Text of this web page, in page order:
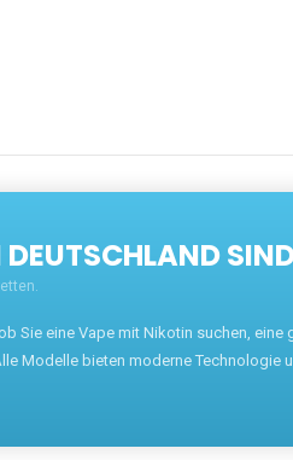
Sie eine Vape mit Nikotin suchen,
Modelle bieten moderne Technologie